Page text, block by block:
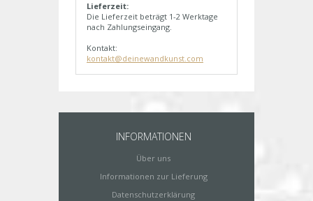
Lieferzeit:
Die Lieferzeit beträgt 1-2 Werktage
nach Zahlungseingang.
Kontakt:
kontakt@deinewandkunst.com
INFORMATIONEN
Über uns
Informationen zur Lieferung
Datenschutzerklärung